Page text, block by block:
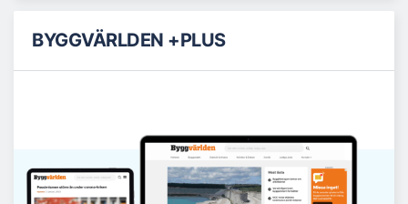
BYGGVÄRLDEN +PLUS